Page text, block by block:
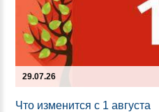
29.07.26
Что из­ме­нит­ся с 1 ав­гус­та